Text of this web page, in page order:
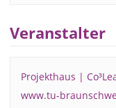
Veranstalter
Projekthaus |
www.tu-